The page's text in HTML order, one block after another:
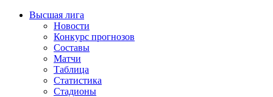
Высшая лига
Новости
Конкурс прогнозов
Составы
Матчи
Таблица
Статистика
Стадионы